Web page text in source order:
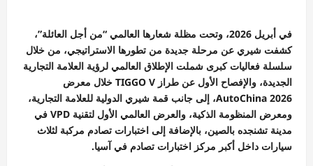
في أبريل 2026، وتحت مظلة شعارها العالمي “من أجل العائلة”،
كشفت شيري عن مرحلة جديدة من تطورها الاستراتيجي، من خلال
سلسلة فعاليات كبرى شملت الإطلاق العالمي لرؤية العلامة التجارية
الجديدة، والإفصاح الأول عن طراز TIGGO V خلال معرض
AutoChina 2026، إلى جانب قمة شيري الدولية للعلامة التجارية،
ومعرض المنظومة الذكية، والعرض العالمي الأول لتقنية VPD في
مدينة تشنجده بالصين، بالإضافة إلى اختبارات تصادم مركبة لثلاث
سيارات داخل أكبر مركز اختبارات تصادم في آسيا.